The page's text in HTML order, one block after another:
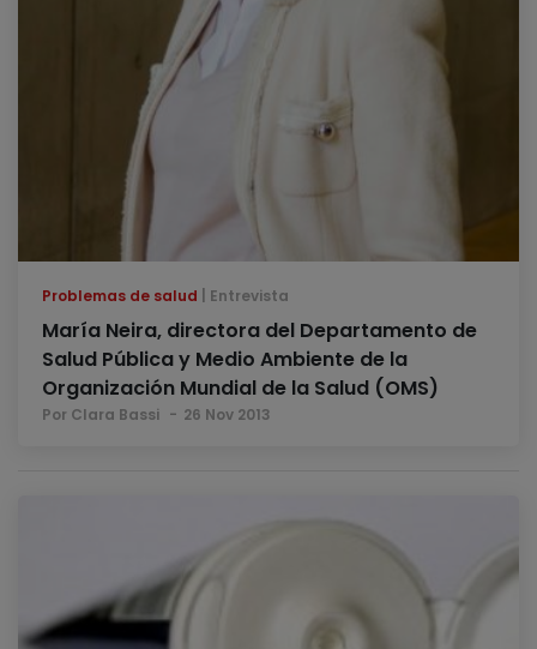
Problemas de salud Entrevista
María Neira, directora del Departamento de
Salud Pública y Medio Ambiente de la
Organización Mundial de la Salud (OMS)
Por Clara Bassi 26 Nov 2013